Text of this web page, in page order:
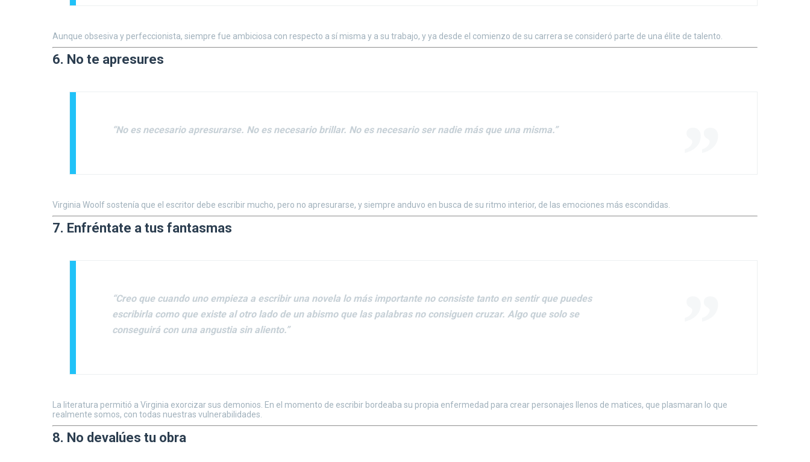
Aunque obsesiva y perfeccionista, siempre fue ambiciosa con respecto a sí misma y a su trabajo, y ya desde el comienzo de su carrera se consideró parte de una élite de talento.
6. No te apresures
“No es necesario apresurarse. No es necesario brillar. No es necesario ser nadie más que una misma.”
Virginia Woolf sostenía que el escritor debe escribir mucho, pero no apresurarse, y siempre anduvo en busca de su ritmo interior, de las emociones más escondidas.
7. Enfréntate a tus fantasmas
“Creo que cuando uno empieza a escribir una novela lo más importante no consiste tanto en sentir que puedes
escribirla como que existe al otro lado de un abismo que las palabras no consiguen cruzar. Algo que solo se
conseguirá con una angustia sin aliento.”
La literatura permitió a Virginia exorcizar sus demonios. En el momento de escribir bordeaba su propia enfermedad para crear personajes llenos de matices, que plasmaran lo que
realmente somos, con todas nuestras vulnerabilidades.
8. No devalúes tu obra